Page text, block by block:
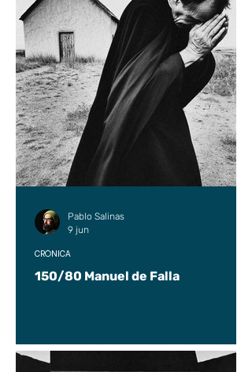
150/80 Manuel de Falla
CRÓNICA
Pablo Salinas
9 jun